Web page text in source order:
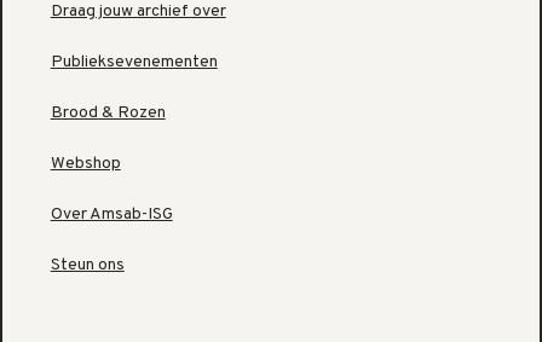
Draag jouw archief over
Publieksevenementen
Brood & Rozen
Webshop
Over Amsab-ISG
Steun ons